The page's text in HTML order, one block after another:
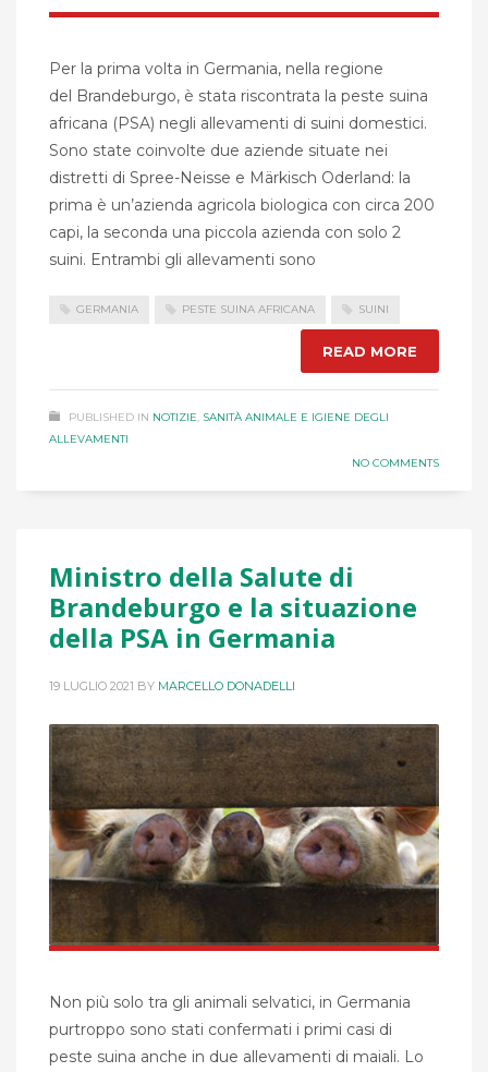
Per la prima volta in Germania, nella regione
del Brandeburgo, è stata riscontrata la peste suina
africana (PSA) negli allevamenti di suini domestici.
Sono state coinvolte due aziende situate nei
distretti di Spree-Neisse e Märkisch Oderland: la
prima è un’azienda agricola biologica con circa 200
capi, la seconda una piccola azienda con solo 2
suini. Entrambi gli allevamenti sono
GERMANIA PESTE SUINA AFRICANA SUINI
READ MORE
PUBLISHED IN NOTIZIE, SANITÀ ANIMALE E IGIENE DEGLI
ALLEVAMENTI
NO COMMENTS
Ministro della Salute di
Brandeburgo e la situazione
della PSA in Germania
19 LUGLIO 2021 BY MARCELLO DONADELLI
Non più solo tra gli animali selvatici, in Germania
purtroppo sono stati confermati i primi casi di
peste suina anche in due allevamenti di maiali. Lo